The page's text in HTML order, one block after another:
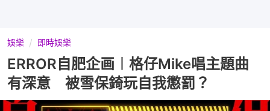
娛樂 即時娛樂
ERROR自肥企画︱格仔Mike唱主題曲
有深意 被雪保錡玩自我懲罰？